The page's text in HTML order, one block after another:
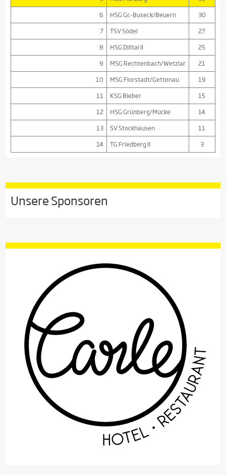
6
HSG Gr.-Buseck/Beuern
30
7
TSV Södel
27
8
HSG Dilltal II
25
9
MSG Rechtenbach/Wetzlar
21
10
MSG Florstadt/Gettenau
19
11
KSG Bieber
15
12
HSG Grünberg/Mücke
14
13
SV Stockhausen
11
14
TG Friedberg II 3
Unsere Sponsoren